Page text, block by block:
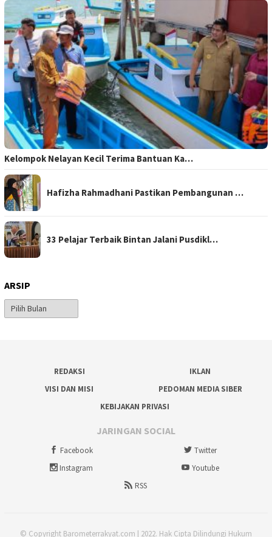
Kelompok Nelayan Kecil Terima Bantuan Ka…
Hafizha Rahmadhani Pastikan Pembangunan …
33 Pelajar Terbaik Bintan Jalani Pusdikl…
ARSIP
Arsip
REDAKSI
IKLAN
VISI DAN MISI
PEDOMAN MEDIA SIBER
KEBIJAKAN PRIVASI
JARINGAN SOCIAL
Facebook
Twitter
Instagram
Youtube
RSS
© Copyright Barometerrakyat.com | 2022. Hak Cipta Dilindungi Hukum